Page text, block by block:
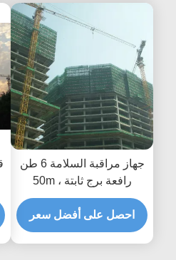
جهاز مراقبة السلامة 6 طن
رافعة برج ثابتة ، 50m
Qtz63 رافعة برج
احصل على أفضل سعر